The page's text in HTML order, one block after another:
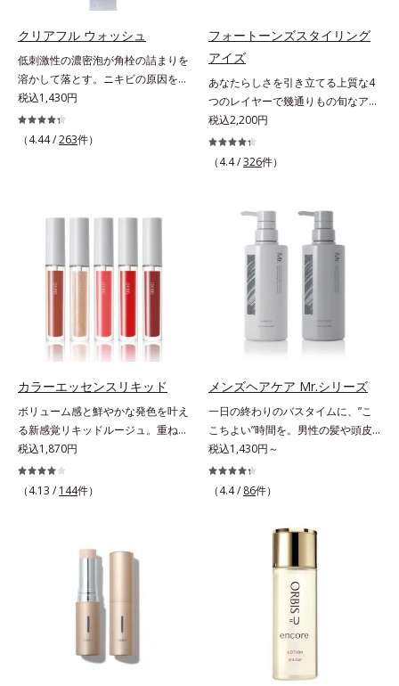
プローチして肌荒れを防ぎ、肌不調
にゆらがない肌を叶えます。そし
成分「MCアクティベーター
(*5)」。肌のうるおいを引き出し・
高めて、ハリ感あふれる肌へと導き
ます。うるおいに満ちたゆらがない
肌をご体感いただくために設計され
ている状態*2 年齢に応じたお手入
ース及び先行技術調査による当社調
べ*5 オトギリソウエキス配合＝肌
たハリツヤ肌へ導く保湿成分
ケアします。マスクに色移りしにく
いので、気兼ねなく使えます。口紅
の下地としてもおすすめです。
クリアフル ウォッシュ
低刺激性の濃密泡が角栓の詰まりを
溶かして落とす。ニキビの原因を残
さないクリアな肌に洗い上げる洗顔
料。「ニキビをくり返してしまう」
「毛穴目立ちが気になる」「マスク
です。5種の和漢植物由来成分とコ
ラーゲンが肌をいたわりながらうる
おいを与え、バリア機能を維持。ニ
さらにビタミンC誘導体をはじめと
した5種の整肌成分(*1)から成る
「ナノVCショットカプセル」を配
合。カプセルが浸透してから成分を
放出する特殊技術によって、高い浸
透力(*2)と安定性を実現。毛穴の目
立ちをしっかりケア(*3)して、ゆら
ぎやすいニキビ肌を、みずみずしい
清潔な垢抜け肌(*4)へと導きます。
(*5)。*1 テトラ2-ヘキシルデカン酸
アスコルビル、天然ビタミンE、イ
ド、スフィンゴ糖脂質*2 角層内*3
うるおいによりキメを整えて毛穴を
目立たなくする*4 洗浄による汚れ
の除去*5 すべての方に皮膚刺激が
税込1,430円
（4.44 /263件）
フォートーンズスタイリング
アイズ
あなたらしさを引き立てる上質な4
つのレイヤーで幾通りもの旬なアイ
メイクが叶う。上質なテクスチャー
と多様なカラーリングで、似合うを
知る＆楽しさを引き出す、4色のア
た配色だから重ねてもくすまず、簡
単に印象的な目元が完成します。2
色だけを使って簡単に。3色使って
印象的に。4色全部使えば可能性は
無限大。もちろん単色使いもOK！
あなたらしさを引き立てる4つのレ
イヤーで、幾通りもの旬なアイメイ
クをお楽しみください。
税込2,200円
（4.4 /326件）
カラーエッセンスリキッド
ボリューム感と鮮やかな発色を叶え
る新感覚リキッドルージュ。重ねる
ほど、鮮やかにボリューミーに。1
本で美しい仕上がりを叶えるリキッ
ドルージュです。唇の凹凸を均一に
唇への密着感を高め色持ちを叶える
るおいのあるふっくらとした唇とつ
けたての鮮やかな発色を両立しま
す。マスクオフの瞬間も、ハッと目
を惹く唇に。* シリカ、水添ポリイ
税込1,870円
（4.13 / 144件）
メンズヘアケア Mr.シリーズ
一日の終わりのバスタイムに、”こ
こちよい”時間を。男性の髪や頭皮
は汗や余分な皮脂に加え、ハードワ
ックスやスプレーなど性質が異なる
汚れがたまりやすい環境にありま
れも1度洗いで落とす設計のシャン
プーを実現しました。また、うるお
いを与える「バイオモイスト成分
(*2)」を配合することで、頭皮の油
分と水分のバランスを整え、髪と頭
皮をすこやかに保ちます。さらにコ
ンディショナーには髪の1本1本を均
税込1,430円～
（4.4 / 86件）